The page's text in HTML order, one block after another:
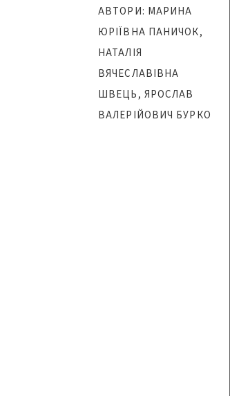
АВТОРИ: МАРИНА
ЮРІЇВНА ПАНИЧОК,
НАТАЛІЯ
ВЯЧЕСЛАВІВНА
ШВЕЦЬ, ЯРОСЛАВ
ВАЛЕРІЙОВИЧ БУРКО